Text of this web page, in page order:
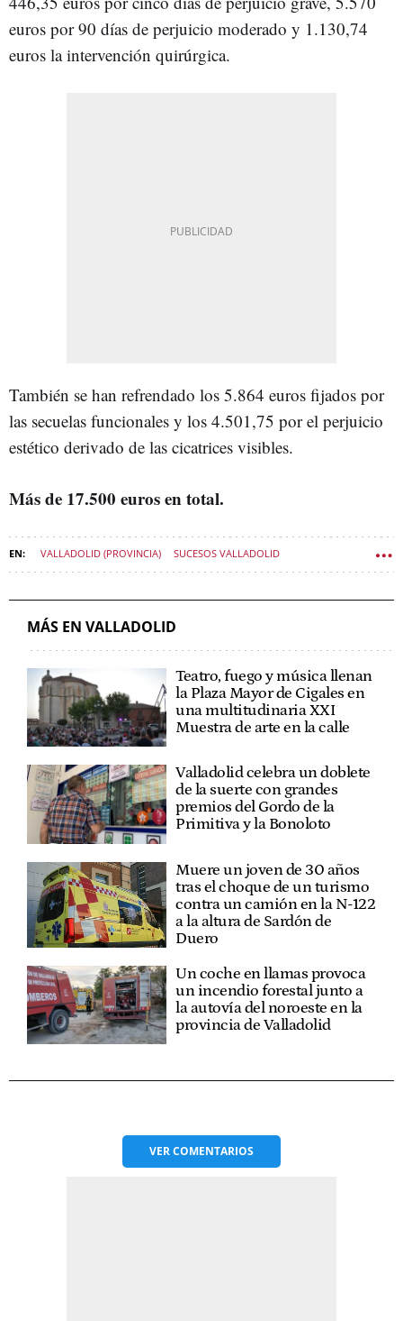
euros por 90 días de perjuicio moderado y 1.130,74
euros la intervención quirúrgica.
También se han refrendado los 5.864 euros fijados por
las secuelas funcionales y los 4.501,75 por el perjuicio
estético derivado de las cicatrices visibles.
Más de 17.500 euros en total.
VALLADOLID (PROVINCIA) SUCESOS VALLADOLID
MÁS EN VALLADOLID
Teatro, fuego y música llenan
la Plaza Mayor de Cigales en
una multitudinaria XXI
Muestra de arte en la calle
Valladolid celebra un doblete
de la suerte con grandes
premios del Gordo de la
Primitiva y la Bonoloto
Muere un joven de 30 años
tras el choque de un turismo
contra un camión en la N-122
a la altura de Sardón de
Duero
Un coche en llamas provoca
un incendio forestal junto a
la autovía del noroeste en la
provincia de Valladolid
VERCOMENTARIOS